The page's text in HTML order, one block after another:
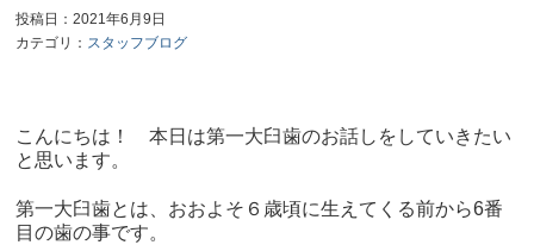
投稿日：2021年6月9日
カテゴリ： スタッフブログ
こんにちは！ 本日は第一大臼歯のお話しをしていきたい
と思います。
第一大臼歯とは、おおよそ６歳頃に生えてくる前から6番
目の歯の事です。